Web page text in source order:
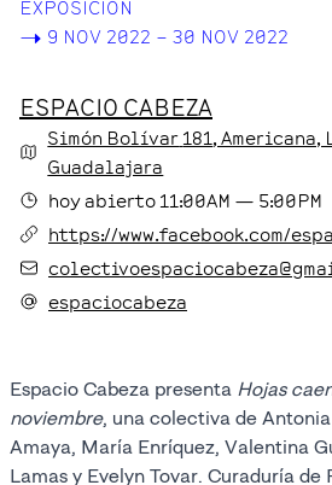
EXPOSICIÓN
-> 9 NOV 2022 – 30 NOV 2022
ESPACIO CABEZA
Simón Bolívar 181 ,
Guadalajara
hoyabierto 11:00AM — 5:00PM
https://www.facebook.com/
espaciocabeza
Espacio Cabeza presenta Hojas
noviembre, una colectiva de
Amaya, María Enríquez, Valentina
Lamas y Evelyn Tovar. Curaduría de